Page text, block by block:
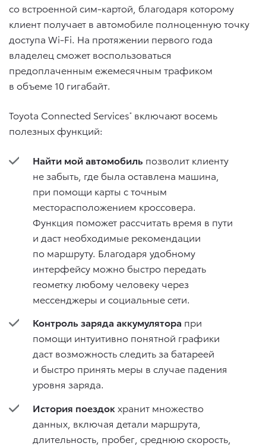
со встроенной сим-картой, благодаря которому
клиент получает в автомобиле полноценную точку
доступа Wi-Fi. На протяжении первого года
владелец сможет воспользоваться
предоплаченным ежемесячным трафиком
в объеме 10 гигабайт.
Toyota Connected Services* включают восемь
полезных функций:
Найти мой автомобиль позволит клиенту
не забыть, где была оставлена машина,
при помощи карты с точным
месторасположением кроссовера.
Функция поможет рассчитать время в пути
и даст необходимые рекомендации
по маршруту. Благодаря удобному
интерфейсу можно быстро передать
геометку любому человеку через
мессенджеры и социальные сети.
Контроль заряда аккумулятора при
помощи интуитивно понятной графики
даст возможность следить за батареей
и быстро принять меры в случае падения
уровня заряда.
История поездокхранит множество
данных, включая детали маршрута,
длительность, пробег, среднюю скорость,